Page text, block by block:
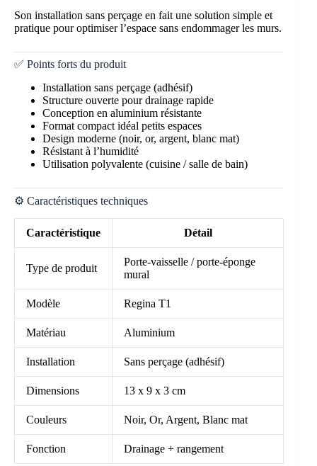
Son installation sans perçage en fait une solution simple et
pratique pour optimiser l’espace sans endommager les murs.
✅ Points forts du produit
Installation sans perçage (adhésif)
Structure ouverte pour drainage rapide
Conception en aluminium résistante
Format compact idéal petits espaces
Design moderne (noir, or, argent, blanc mat)
Résistant à l’humidité
Utilisation polyvalente (cuisine / salle de bain)
⚙️ Caractéristiques techniques
Caractéristique Détail
Type de produit
Porte-vaisselle / porte-éponge
mural
Modèle Regina T1
Matériau Aluminium
Installation Sans perçage (adhésif)
Dimensions 13 x 9 x 3 cm
Couleurs Noir, Or, Argent, Blanc mat
Fonction Drainage + rangement